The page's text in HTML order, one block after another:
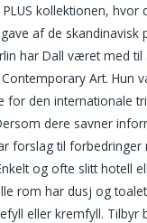
kollektionen, hvor
af de skandinavisk
har Dall været med
Contemporary Art. Hun
for den internationale
dere savner
forslag til forbedringer
og ofte slitt hotell
rom har dusj og
eller kremfyll. Tilbyr